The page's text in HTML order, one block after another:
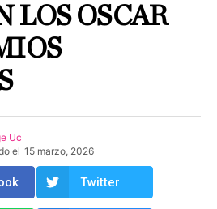
LOS OSCAR
Uc
el 15 marzo, 2026
Twitter